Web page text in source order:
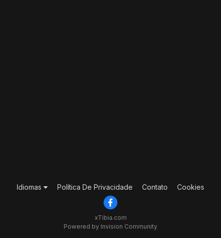
Idiomas Política De Privacidade Contato Cookies
xTibia.com
Powered by Invision Community